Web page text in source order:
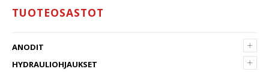
TUOTEOSASTOT
+
ANODIT
+
HYDRAULIOHJAUKSET